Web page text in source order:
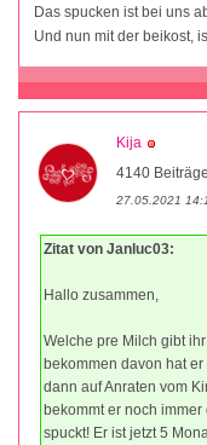
Das spucken ist bei uns
Und nun mit der beikost,
Kija
4140 Beiträge
27.05.2021
Zitat von Janluc03:
Hallo zusammen,
Welche pre Milch gibt
bekommen davon hat
dann auf Anraten vom
bekommt er noch
spuckt! Er ist jetzt 5